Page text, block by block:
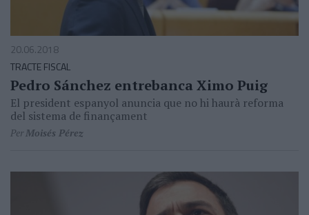
20.06.2018
TRACTE FISCAL
Pedro Sánchez entrebanca Ximo Puig
El president espanyol anuncia que no hi haurà reforma
del sistema de finançament
PerMoisés Pérez